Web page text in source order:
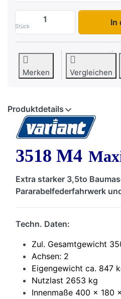
Stück
3518 M4 zu
In
Merken Vergleichen
Produktdetails
3518 M4
Extra starker 3,5to
Pararabelfederfahrwerk
Techn. Daten:
Zul. Gesamtgewicht
Achsen: 2
Eigengewicht ca. 847
Nutzlast 2653 kg
Innenmaße 400 x 180